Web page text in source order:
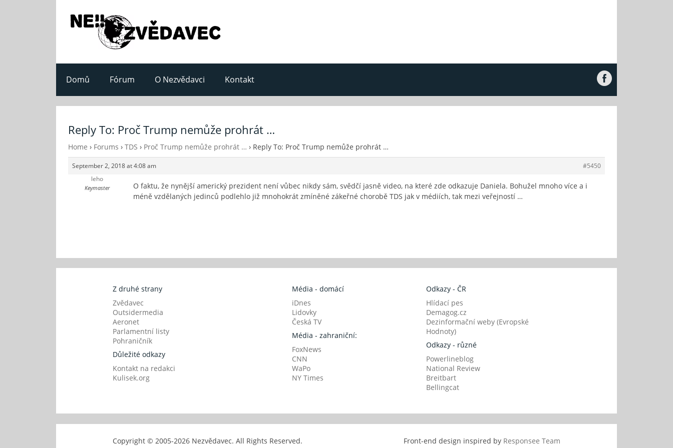
Domů Fórum O Nezvědavci Kontakt
Reply To: Proč Trump nemůže prohrát …
Home › Forums › TDS › Proč Trump nemůže prohrát … › Reply To: Proč Trump nemůže prohrát …
September 2, 2018 at 4:08 am
#5450
leho
Keymaster
O faktu, že nynější americký prezident není vůbec nikdy sám, svědčí jasně video, na které zde odkazuje Daniela. Bohužel mnoho více a i
méně vzdělaných jedinců podlehlo již mnohokrát zmíněné zákeřné chorobě TDS jak v médiích, tak mezi veřejností …
Z druhé strany
Zvědavec
Outsidermedia
Aeronet
Parlamentní listy
Pohraničník
Důležité odkazy
Kontakt na redakci
Kulisek.org
Média - domácí
iDnes
Lidovky
Česká TV
Média - zahraniční:
FoxNews
CNN
WaPo
NY Times
Odkazy - ČR
Hlídací pes
Demagog.cz
Dezinformační weby (Evropské
Hodnoty)
Odkazy - různé
Powerlineblog
National Review
Breitbart
Bellingcat
Copyright © 2005-2026 Nezvědavec. All Rights Reserved. Front-end design inspired by Responsee Team